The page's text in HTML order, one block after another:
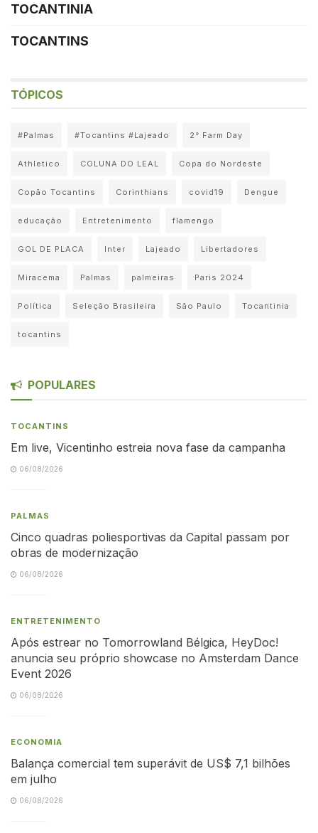
TOCANTINIA
TOCANTINS
TÓPICOS
#Palmas #Tocantins #Lajeado 2° Farm Day
Athletico COLUNA DO LEAL Copa do Nordeste
Copão Tocantins Corinthians covid19 Dengue
educação Entretenimento flamengo
GOL DE PLACA Inter Lajeado Libertadores
Miracema Palmas palmeiras Paris 2024
Política Seleção Brasileira São Paulo Tocantinia
tocantins
POPULARES
TOCANTINS
Em live, Vicentinho estreia nova fase da campanha
06/08/2026
PALMAS
Cinco quadras poliesportivas da Capital passam por
obras de modernização
06/08/2026
ENTRETENIMENTO
Após estrear no Tomorrowland Bélgica, HeyDoc!
anuncia seu próprio showcase no Amsterdam Dance
Event 2026
06/08/2026
ECONOMIA
Balança comercial tem superávit de US$ 7,1 bilhões
em julho
06/08/2026